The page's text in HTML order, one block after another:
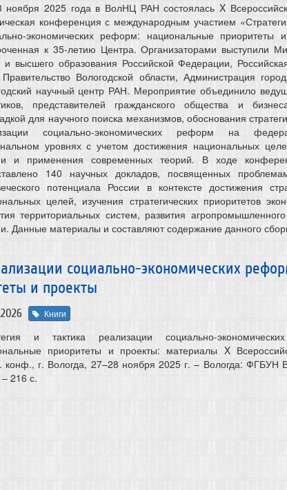
ноября 2025 года в ВолНЦ РАН состоялась X
конференция с международным участием
экономических реформ: национальные приоритеты
к 35-летию Центра. Организаторами выступили
и высшего образования Российской Федерации,
Правительство Вологодской области, Администрация
научный центр РАН. Мероприятие объединило
представителей гражданского общества и
для научного поиска механизмов, обоснования
социально-экономических реформ на
уровнях с учетом достижения национальных
и применения современных теорий. В ходе
140 научных докладов, посвященных
потенциала России в контексте достижения
целей, изучения стратегических приоритетов
территориальных систем, развития
Данные материалы и составляют содержание данного
социально-экономических
и проекты
Книги
и тактика реализации социально-
приоритеты и проекты: материалы X
конф., г. Вологда, 27–28 ноября 2025 г. – Вологда:
216 с.